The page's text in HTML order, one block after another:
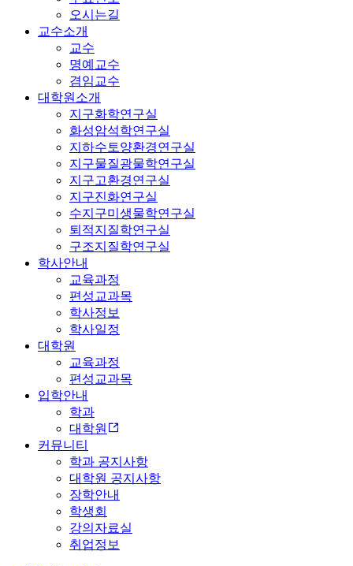
오시는길
교수소개
교수
명예교수
겸임교수
대학원소개
지구화학연구실
화성암석학연구실
지하수토양환경연구실
지구물질광물학연구실
지구고환경연구실
지구진화연구실
수지구미생물학연구실
퇴적지질학연구실
구조지질학연구실
학사안내
교육과정
편성교과목
학사정보
학사일정
대학원
교육과정
편성교과목
입학안내
학과
대학원
커뮤니티
학과 공지사항
대학원 공지사항
장학안내
학생회
강의자료실
취업정보